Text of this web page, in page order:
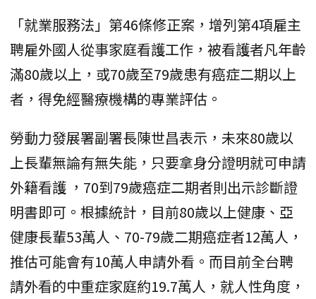
「就業服務法」第46條修正案，增列第4項雇主
聘雇外國人從事家庭看護工作，被看護者凡年齡
滿80歲以上，或70歲至79歲患有癌症二期以上
者，得免經醫療機構的專業評估。
勞動力發展署副署長陳世昌表示，未來80歲以
上長輩無論有無失能，只要拿身分證明就可申請
外籍看護 ，70到79歲癌症二期者則出示診斷證
明書即可。根據統計，目前80歲以上健康、亞
健康長輩53萬人、70-79歲二期癌症者12萬人，
推估可能會有10萬人申請外看。而目前全台聘
請外看的中重症家庭約19.7萬人，就人性角度，